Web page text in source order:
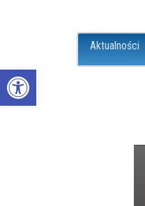
Open toolbar
Aktualności